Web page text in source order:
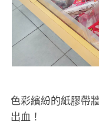
色彩繽紛的紙膠帶
出血！